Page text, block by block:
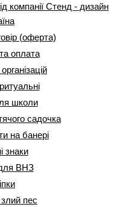
компанії Стенд - дизайн
(оферта)
оплата
школи
садочка
на банері
знаки
ВНЗ
пес